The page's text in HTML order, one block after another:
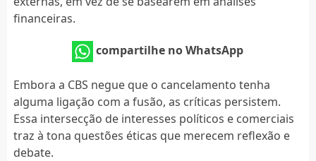
financeiras.
compartilhe no WhatsApp
Embora a CBS negue que o cancelamento tenha
alguma ligação com a fusão, as críticas persistem.
Essa intersecção de interesses políticos e comerciais
traz à tona questões éticas que merecem reflexão e
debate.